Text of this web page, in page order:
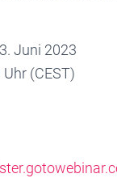
Juni 2023
(CEST)